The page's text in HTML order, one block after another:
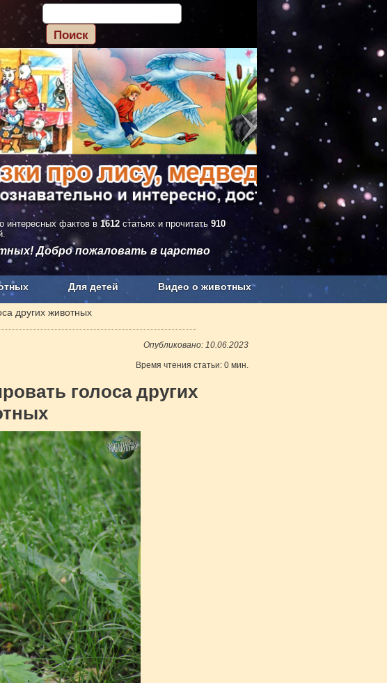
интересных фактов в 1612 статьях и прочитать 910
Добро пожаловать в царство
Для детей Видео о животных
других животных
Опубликовано: 10.06.2023
Время чтения статьи: 0 мин.
голоса других